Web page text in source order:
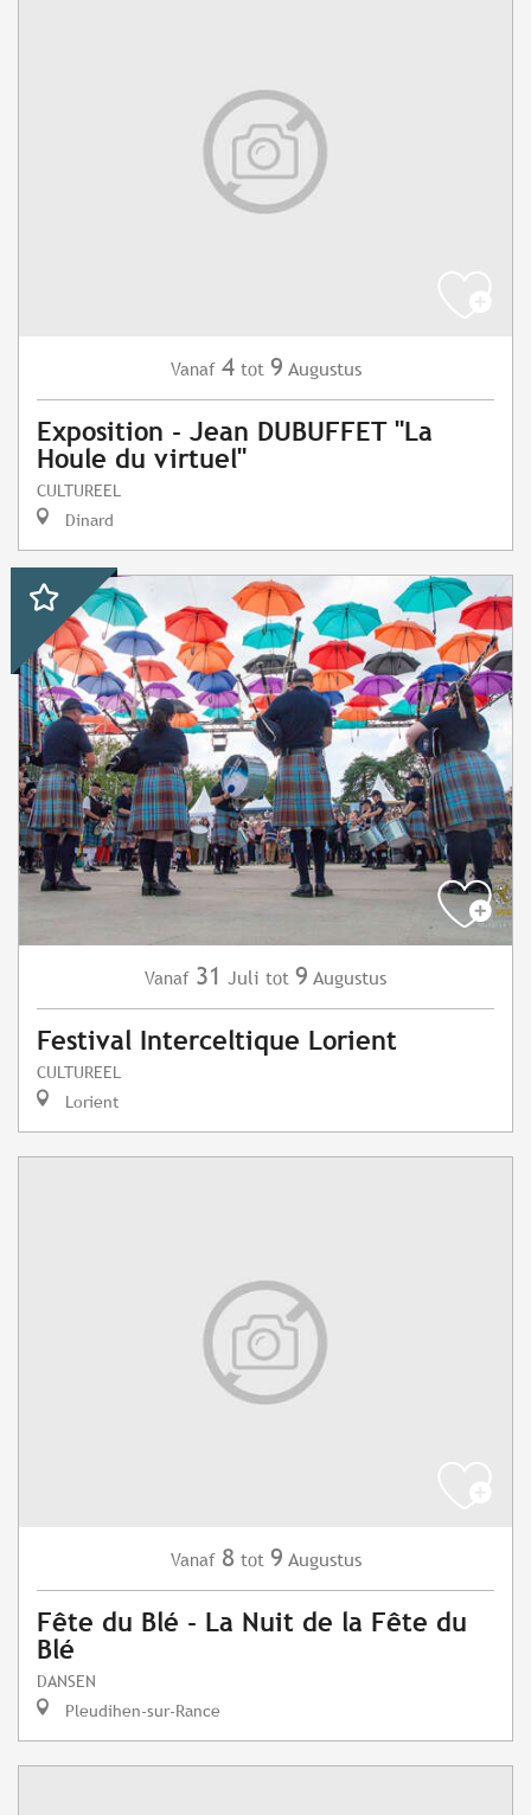
Vanaf 4 tot 9 Augustus
Exposition - Jean DUBUFFET "La
Houle du virtuel"
CULTUREEL
Dinard
Vanaf 31 Juli tot 9 Augustus
Festival Interceltique Lorient
CULTUREEL
Lorient
Vanaf 8 tot 9 Augustus
Fête du Blé - La Nuit de la Fête du
Blé
DANSEN
Pleudihen-sur-Rance